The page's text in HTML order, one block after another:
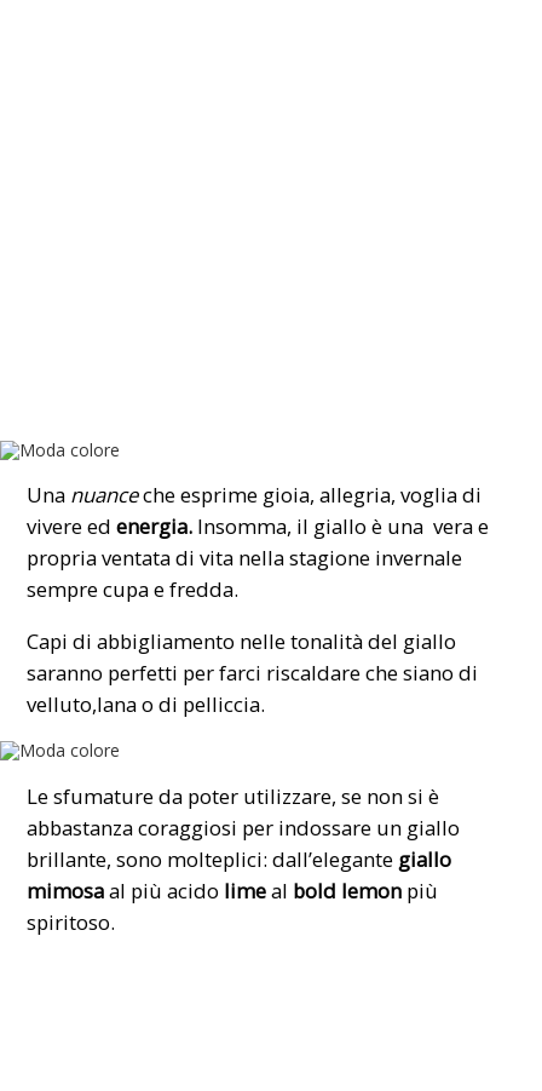
Una nuanceche esprime gioia, allegria, voglia di
vivere ed energia. Insomma, il giallo è una vera e
propria ventata di vita nella stagione invernale
sempre cupa e fredda.
Capi di abbigliamento nelle tonalità del giallo
saranno perfetti per farci riscaldare che siano di
velluto,lana o di pelliccia.
Le sfumature da poter utilizzare, se non si è
abbastanza coraggiosi per indossare un giallo
brillante, sono molteplici: dall’elegante giallo
mimosaal più acido limeal bold lemon più
spiritoso.